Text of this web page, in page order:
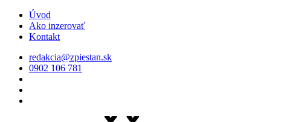
Úvod
Ako inzerovať
Kontakt
redakcia@zpiestan.sk
0902 106 781